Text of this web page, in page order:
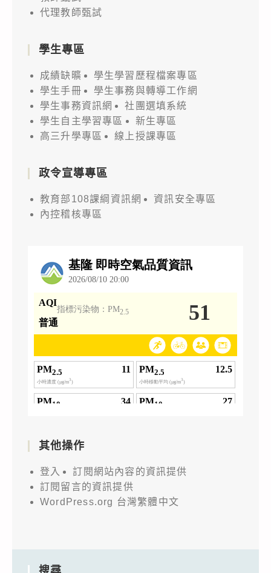
代理教師甄試
學生專區
成績缺曠
學生學習歷程檔案專區
學生手冊
學生事務與轉導工作網
學生事務資訊網
社團選填系統
學生自主學習專區
新生專區
高三升學專區
線上授課專區
政令宣導專區
教育部108課綱資訊網
資訊安全專區
內控稽核專區
其他操作
登入
訂閱網站內容的資訊提供
訂閱留言的資訊提供
WordPress.org 台灣繁體中文
搜尋